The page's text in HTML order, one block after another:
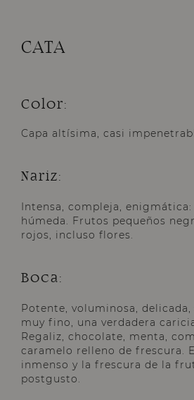
CATA
Color:
Capa altísima, casi
Nariz:
Intensa, compleja,
húmeda. Frutos pequeños
rojos, incluso flores.
Boca:
Potente, voluminosa,
muy fino, una verdadera
Regaliz, chocolate, menta,
caramelo relleno de frescura.
inmenso y la frescura de la
postgusto.